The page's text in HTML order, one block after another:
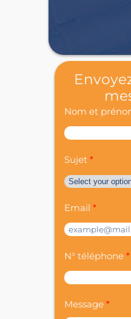
Nom et
Sujet
Email
N° téléphone
Message